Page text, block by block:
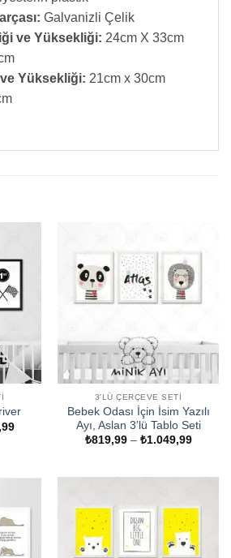
Galvanizli Çelik
ve Yüksekliği: 24cm X 33cm
Yüksekliği: 21cm x 30cm
Fiyat
3'LÜ ÇERÇEVE SETI
Bebek Odası İçin İsim Yazılı
Ayı, Aslan 3’lü Tablo Seti
₺819,99 – ₺1.049,99Fiyat